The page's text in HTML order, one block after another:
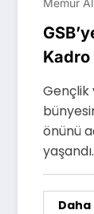
Kadro
Gençlik
önünü
Daha